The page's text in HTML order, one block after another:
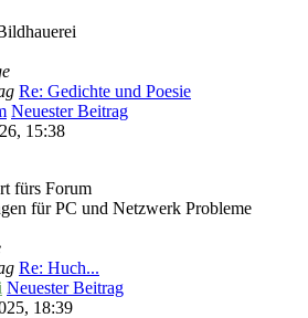
Re: Gedichte und Poesie
Neuester Beitrag
15:38
fürs Forum
für PC und Netzwerk Probleme
Re: Huch...
Neuester Beitrag
18:39